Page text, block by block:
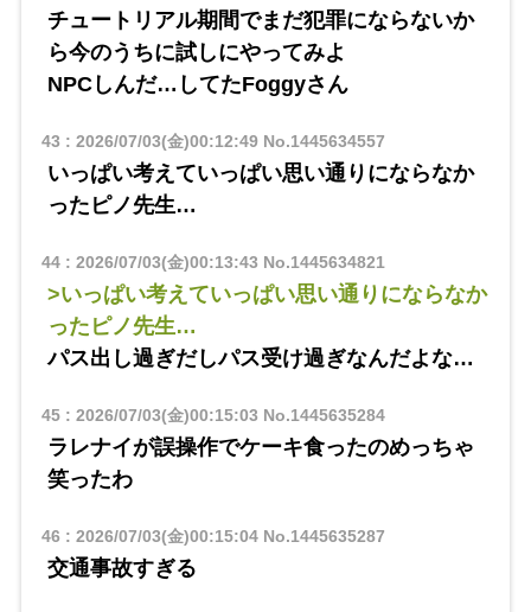
チュートリアル期間でまだ犯罪にならないか
ら今のうちに試しにやってみよ
NPCしんだ…してたFoggyさん
43 : 2026/07/03(金)00:12:49No.1445634557
いっぱい考えていっぱい思い通りにならなか
ったピノ先生…
44: 2026/07/03(金)00:13:43 No.1445634821
>いっぱい考えていっぱい思い通りにならなか
ったピノ先生…
パス出し過ぎだしパス受け過ぎなんだよな…
45: 2026/07/03(金)00:15:03 No.1445635284
ラレナイが誤操作でケーキ食ったのめっちゃ
笑ったわ
46 : 2026/07/03(金)00:15:04No.1445635287
交通事故すぎる